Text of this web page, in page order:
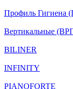
Профиль
Вертикальные
BILINER
INFINITY
PIANOFORTE